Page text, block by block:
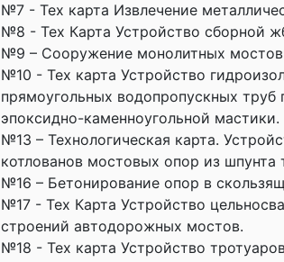
№7 - Тех карта Извлечение
№8 - Тех Карта Устройство сборной
№9 – Сооружение монолитных
№10 - Тех карта Устройство
прямоугольных водопропускных
эпоксидно-каменноугольной мастики.
№13 – Технологическая карта.
котлованов мостовых опор из шпунта
№16 – Бетонирование опор в
№17 - Тех Карта Устройство
строений автодорожных мостов.
№18 - Тех карта Устройство